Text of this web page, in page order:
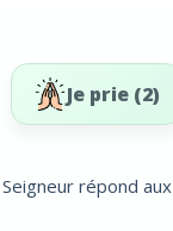
Je prie (2)
répond aux